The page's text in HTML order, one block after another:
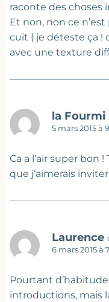
raconte des choses
Et non, non ce
cuit ( je déteste ça !
avec une texture
la Fourmi
5 mars 2015 à
Ca a l’air super bon
que j’aimerais
Laurence
6 mars 2015 à
Pourtant
introductions, mais